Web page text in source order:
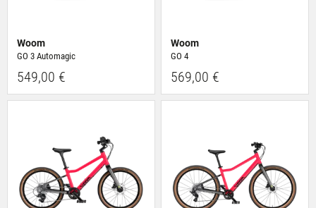
Woom
GO 3 Automagic
549,00 €
Woom
GO 4
569,00 €